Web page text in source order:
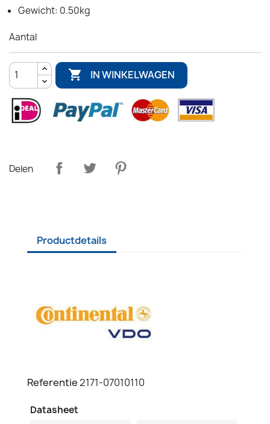
Gewicht: 0.50kg
Aantal
 IN WINKELWAGEN
Delen
Productdetails
Referentie2171-07010110
Datasheet